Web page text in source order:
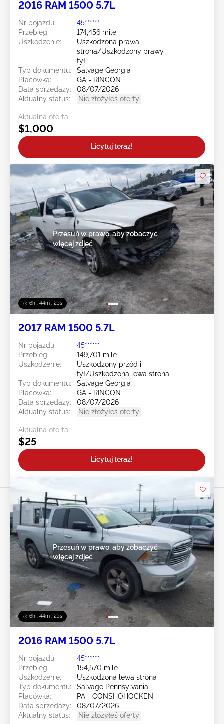
2016 RAM 1500 5.7L
Nr pojazdu:
45******
Przebieg:
174,456 mile
Uszkodzenie:
Uszkodzona prawa
strona/Uszkodzony prawy
tył
Typ dokumentu:
Salvage Georgia
Placówka:
GA - RINCON
Data sprzedaży:
08/07/2026
Aktualny status:
Nie złożyłeś oferty
Aktualna oferta:
$1,000
Licytuj teraz!
6h : 44m : 20s
Przesuń w prawo, aby zobaczyć
więcej zdjęć
2017 RAM 1500 5.7L
Nr pojazdu:
45******
Przebieg:
149,701 mile
Uszkodzenie:
Uszkodzony przód i
tył/Uszkodzona lewa strona
Typ dokumentu:
Salvage Georgia
Placówka:
GA - RINCON
Data sprzedaży:
08/07/2026
Aktualny status:
Nie złożyłeś oferty
Aktualna oferta:
$25
Licytuj teraz!
6h : 44m : 20s
Przesuń w prawo, aby zobaczyć
więcej zdjęć
2016 RAM 1500 5.7L
Nr pojazdu:
45******
Przebieg:
154,570 mile
Uszkodzenie:
Uszkodzona lewa strona
Typ dokumentu:
Salvage Pennsylvania
Placówka:
PA - CONSHOHOCKEN
Data sprzedaży:
08/07/2026
Aktualny status:
Nie złożyłeś oferty